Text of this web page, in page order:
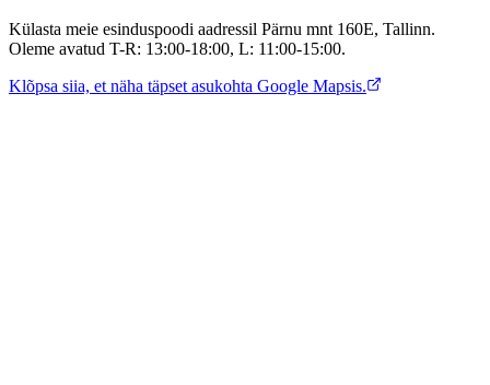
Külasta meie esinduspoodi aadressil Pärnu mnt 160E, Tallinn.
Oleme avatud T-R: 13:00-18:00, L: 11:00-15:00.
Klõpsa siia, et näha täpset asukohta Google Mapsis.